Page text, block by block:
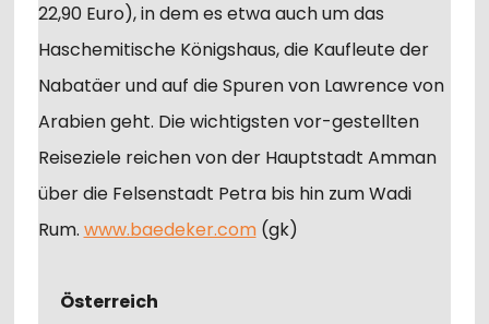
22,90 Euro), in dem es etwa auch um das
Haschemitische Königshaus, die Kaufleute der
Nabatäer und auf die Spuren von Lawrence von
Arabien geht. Die wichtigsten vor-gestellten
Reiseziele reichen von der Hauptstadt Amman
über die Felsenstadt Petra bis hin zum Wadi
Rum. www.baedeker.com(gk)
Österreich